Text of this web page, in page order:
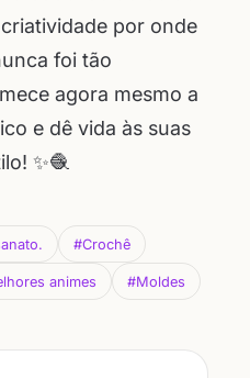
por onde
foi tão
agora mesmo a
e dê vida às suas
✨🧶
#Crochê
animes #Moldes